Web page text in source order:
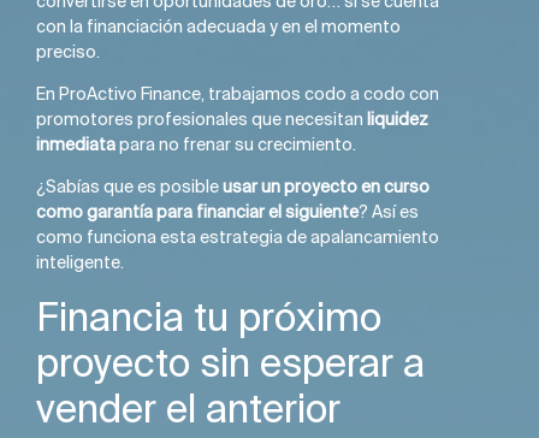
con la financiación adecuada y en el momento
preciso.
En ProActivo Finance, trabajamos codo a codo con
promotores profesionales que necesitan liquidez
inmediatapara no frenar su crecimiento.
¿Sabías que es posibleusar un proyecto en curso
como garantía para financiar el siguiente? Así es
como funciona esta estrategia de apalancamiento
inteligente.
Financia tu próximo
proyecto sin esperar a
vender el anterior